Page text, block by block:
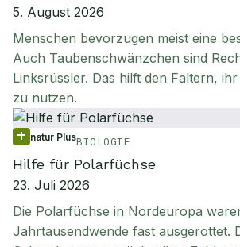
5. August 2026
Menschen bevorzugen meist eine
Auch Taubenschwänzchen sind
Linksrüssler. Das hilft den Faltern,
zu nutzen.
natur PlusBIOLOGIE
Hilfe für Polarfüchse
23. Juli 2026
Die Polarfüchse in Nordeuropa
Jahrtausendwende fast ausgerottet.